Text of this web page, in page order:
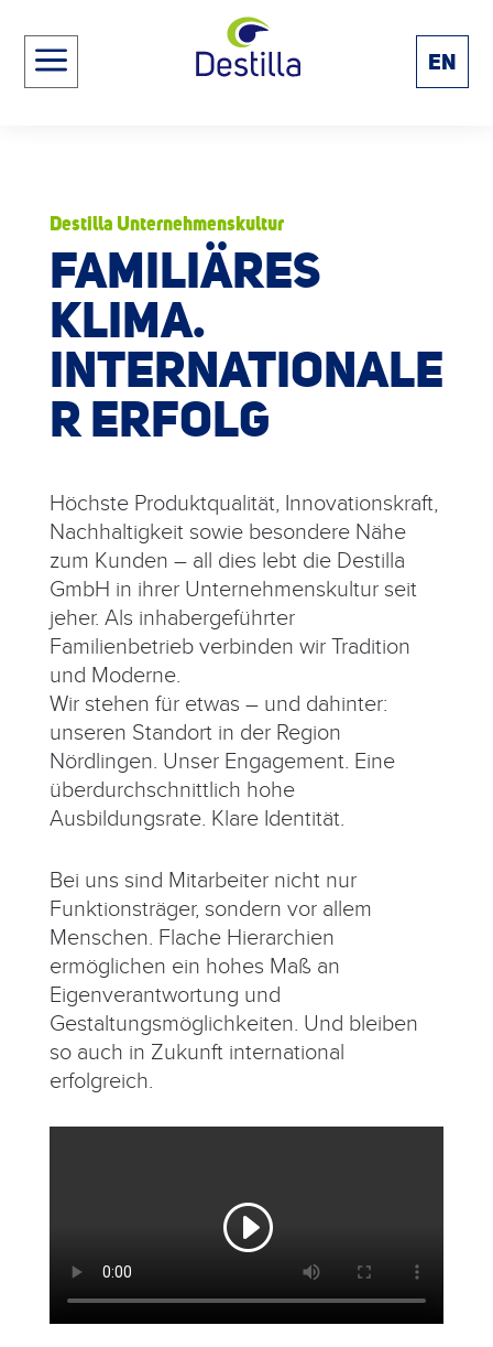
a EN
Destilla Unternehmenskultur
FAMILIÄRES
KLIMA.
INTERNATIONALE
R ERFOLG
Höchste Produktqualität, Innovationskraft,
Nachhaltigkeit sowie besondere Nähe
zum Kunden – all dies lebt die Destilla
GmbH in ihrer Unternehmenskultur seit
jeher. Als inhabergeführter
Familienbetrieb verbinden wir Tradition
und Moderne.
Wir stehen für etwas – und dahinter:
unseren Standort in der Region
Nördlingen. Unser Engagement. Eine
überdurchschnittlich hohe
Ausbildungsrate. Klare Identität.
Bei uns sind Mitarbeiter nicht nur
Funktionsträger, sondern vor allem
Menschen. Flache Hierarchien
ermöglichen ein hohes Maß an
Eigenverantwortung und
Gestaltungsmöglichkeiten. Und bleiben
so auch in Zukunft international
erfolgreich.